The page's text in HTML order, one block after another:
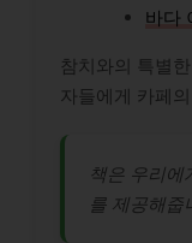
바다
참치와의 특별
자들에게 카페
책은 우리에
를 제공해줍